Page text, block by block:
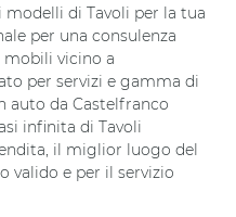
di Tavoli per la tua
per una consulenza
mobili vicino a
per servizi e gamma di
auto da Castelfranco
infinita di Tavoli
il miglior luogo del
valido e per il servizio